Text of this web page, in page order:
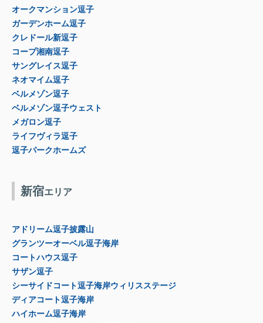
オークマンション逗子
ガーデンホーム逗子
クレドール新逗子
コープ湘南逗子
サングレイス逗子
ネオマイム逗子
ベルメゾン逗子
ベルメゾン逗子ウェスト
メガロン逗子
ライフヴィラ逗子
逗子パークホームズ
新宿エリア
アドリーム逗子披露山
グランツーオーベル逗子海岸
コートハウス逗子
サザン逗子
シーサイドコート逗子海岸ウィリスステージ
ディアコート逗子海岸
ハイホーム逗子海岸